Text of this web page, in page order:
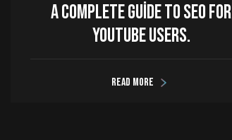
A Complete Guide to SEO for
YouTube users.
Read more